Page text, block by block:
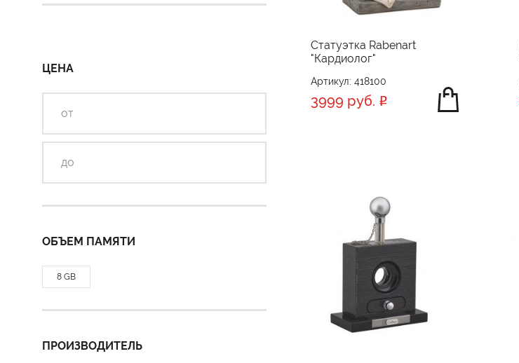
ЦЕНА
ОБЪЕМ ПАМЯТИ
8 GB
ПРОИЗВОДИТЕЛЬ
Статуэтка Rabenart
"Кардиолог"
Артикул: 418100
3999 руб.